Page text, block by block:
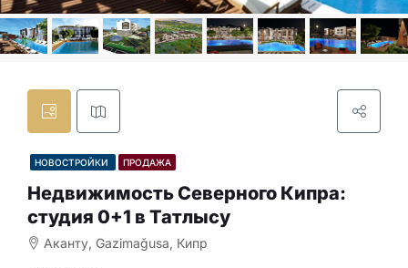
НОВОСТРОЙКИ ПРОДАЖА
Недвижимость Северного Кипра:
студия 0+1 в Татлысу
Аканту, Gazimağusa, Кипр